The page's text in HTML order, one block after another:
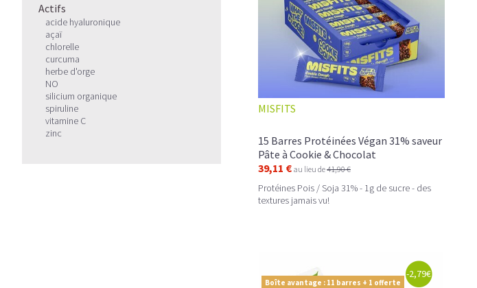
Actifs
acide hyaluronique
açaï
chlorelle
curcuma
herbe d'orge
NO
silicium organique
spiruline
vitamine C
zinc
MISFITS
15 Barres Protéinées Végan 31% saveur
Pâte à Cookie & Chocolat
39,11 € au lieu de41,90 €
Protéines Pois / Soja 31% - 1g de sucre - des
textures jamais vu!
Boîte avantage : 11 barres + 1 offerte
-2,79€